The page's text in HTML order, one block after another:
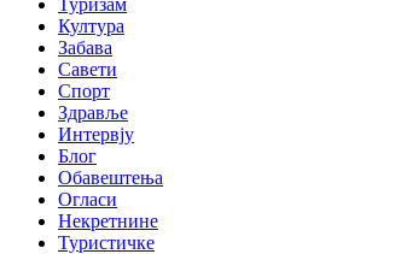
Култура
Забава
Савети
Спорт
Здравље
Интервју
Блог
Обавештења
Огласи
Некретнине
Туристичке